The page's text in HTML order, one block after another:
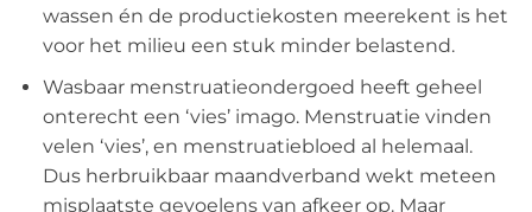
wassen én de productiekosten meerekent is het
voor het milieu een stuk minder belastend.
Wasbaar menstruatieondergoed heeft geheel
onterecht een ‘vies’ imago. Menstruatie vinden
velen ‘vies’, en menstruatiebloed al helemaal.
Dus herbruikbaar maandverband wekt meteen
misplaatste gevoelens van afkeer op. Maar